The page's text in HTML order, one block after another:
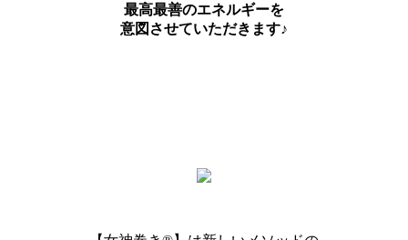
最高最善のエネルギーを
意図させていただきます♪